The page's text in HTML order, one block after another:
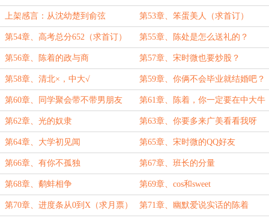
上架感言：从沈幼楚到俞弦 第53章、笨蛋美人（求首订）
第54章、高考总分652（求首订） 第55章、陈处是怎么送礼的？
第56章、陈着的政与商 第57章、宋时微也要炒股？
第58章、清北×，中大√ 第59章、你俩不会毕业就结婚吧？
第60章、同学聚会带不带男朋友 第61章、陈着，你一定要在中大牛
逼啊！
第62章、光的奴隶 第63章、你要多来广美看看我呀
第64章、大学初见闻 第65章、宋时微的QQ好友
第66章、有你不孤独 第67章、班长的分量
第68章、鹬蚌相争 第69章、cos和sweet
第70章、进度条从0到X（求月票） 第71章、幽默爱说实话的陈着